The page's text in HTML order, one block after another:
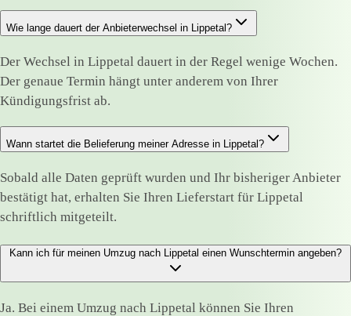
Wie lange dauert der Anbieterwechsel in Lippetal?
Der Wechsel in Lippetal dauert in der Regel wenige Wochen.
Der genaue Termin hängt unter anderem von Ihrer
Kündigungsfrist ab.
Wann startet die Belieferung meiner Adresse in Lippetal?
Sobald alle Daten geprüft wurden und Ihr bisheriger Anbieter
bestätigt hat, erhalten Sie Ihren Lieferstart für Lippetal
schriftlich mitgeteilt.
Kann ich für meinen Umzug nach Lippetal einen Wunschtermin angeben?
Ja. Bei einem Umzug nach Lippetal können Sie Ihren